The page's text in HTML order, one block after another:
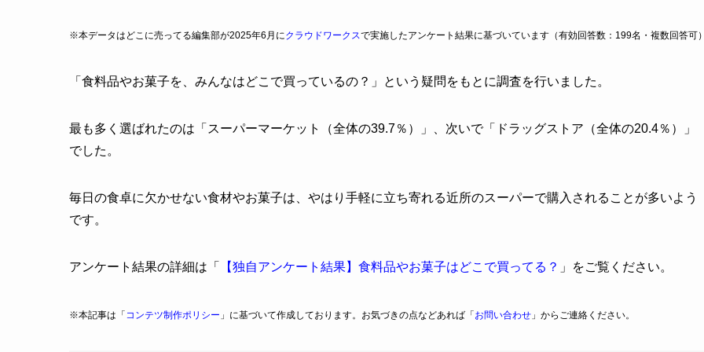
※本データはどこに売ってる編集部が2025年6月にクラウドワークスで実施したアンケート結果に基づいています（有効回答数：199名・複数回答可
「食料品やお菓子を、みんなはどこで買っているの？」という疑問をもとに調査を行いました。
最も多く選ばれたのは「スーパーマーケット（全体の39.7％）」、次いで「ドラッグストア（全体の20.4％）」
でした。
毎日の食卓に欠かせない食材やお菓子は、やはり手軽に立ち寄れる近所のスーパーで購入されることが多いよう
です。
アンケート結果の詳細は「 【独自アンケート結果】食料品やお菓子はどこで買ってる？ 」をご覧ください。
※本記事は「 コンテツ制作ポリシー 」に基づいて作成しております。お気づきの点などあれば「 お問い合わせ 」からご連絡ください。